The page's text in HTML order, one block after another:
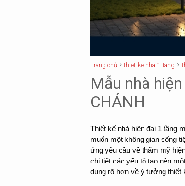
Trang chủ thiet-ke-nha-1-tang
Mẫu nhà
CHÁNH
Thiết kế nhà hiện đại 1 tầng
muốn một không gian sống
ứng yêu cầu về thẩm mỹ
chi tiết các yếu tố tạo nên
dung rõ hơn về ý tưởng thiết